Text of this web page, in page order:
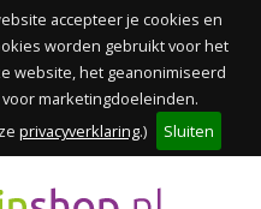
accepteer je cookies en
worden gebruikt voor het
website, het geanonimiseerd
marketingdoeleinden.
privacyverklaring.) Sluiten